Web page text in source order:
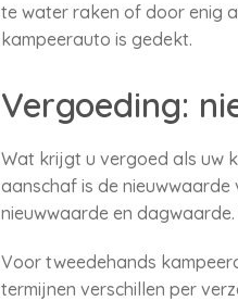
te water raken of door enig
kampeerauto is gedekt.
Vergoeding:
Wat krijgt u vergoed als uw
aanschaf is de
nieuwwaarde en
Voor tweedehands
termijnen verschillen per